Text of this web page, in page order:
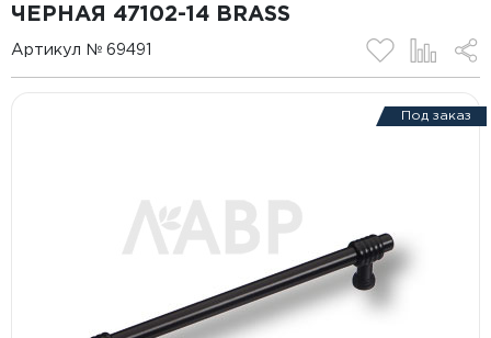
ЧЕРНАЯ 47102-14 BRASS
Артикул № 69491
Под заказ